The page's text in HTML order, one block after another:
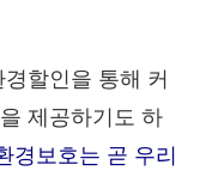
할인을 통해 커
제공하기도 하
경보호는 곧 우리